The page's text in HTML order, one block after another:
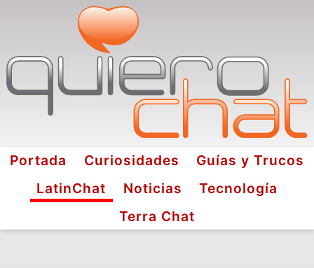
Portada Curiosidades
Guías y Trucos
LatinChat
Noticias
Tecnología
Terra Chat